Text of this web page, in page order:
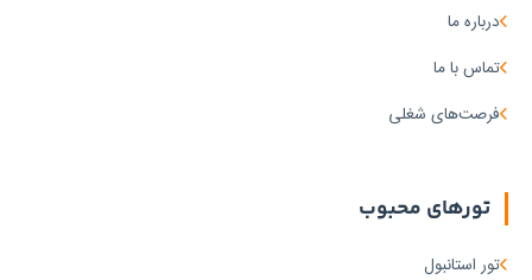
درباره ما
تماس با ما
فرصت‌های شغلی
تورهای محبوب
تور استانبول